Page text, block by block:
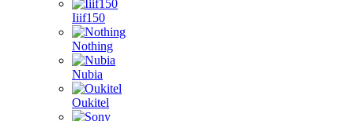
Iiif150
Nothing
Nubia
Oukitel